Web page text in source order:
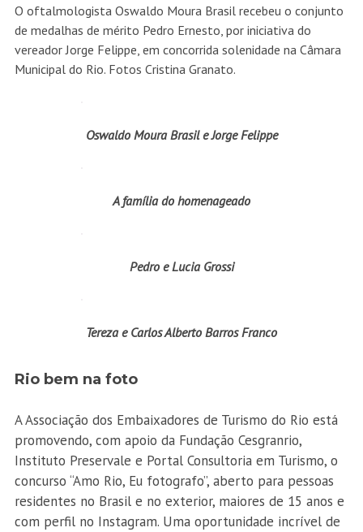
O oftalmologista Oswaldo Moura Brasil recebeu o conjunto
de medalhas de mérito Pedro Ernesto, por iniciativa do
vereador Jorge Felippe, em concorrida solenidade na Câmara
Municipal do Rio. Fotos Cristina Granato.
Oswaldo Moura Brasil e Jorge Felippe
A família do homenageado
Pedro e Lucia Grossi
Tereza e Carlos Alberto Barros Franco
Rio bem na foto
A Associação dos Embaixadores de Turismo do Rio está
promovendo, com apoio da Fundação Cesgranrio,
Instituto Preservale e Portal Consultoria em Turismo, o
concurso “Amo Rio, Eu fotografo”, aberto para pessoas
residentes no Brasil e no exterior, maiores de 15 anos e
com perfil no Instagram. Uma oportunidade incrível de